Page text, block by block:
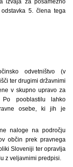
izvaja za posamezno
5. člena tega
odvetništvo (v
ter drugimi državnimi
v skupno upravo za
Po pooblastilu lahko
osebe, ki jih je
naloge na področju
občin prek pravnega
Sloveniji ter opravlja
z veljavnimi predpisi.